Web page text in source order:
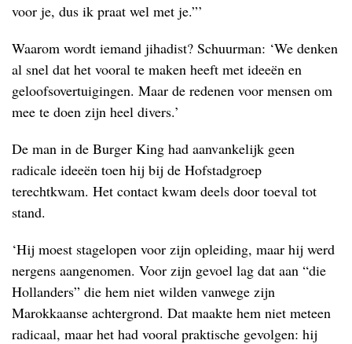
voor je, dus ik praat wel met je.”’
Waarom wordt iemand jihadist? Schuurman: ‘We denken
al snel dat het vooral te maken heeft met ideeën en
geloofsovertuigingen. Maar de redenen voor mensen om
mee te doen zijn heel divers.’
De man in de Burger King had aanvankelijk geen
radicale ideeën toen hij bij de Hofstadgroep
terechtkwam. Het contact kwam deels door toeval tot
stand.
‘Hij moest stagelopen voor zijn opleiding, maar hij werd
nergens aangenomen. Voor zijn gevoel lag dat aan “die
Hollanders” die hem niet wilden vanwege zijn
Marokkaanse achtergrond. Dat maakte hem niet meteen
radicaal, maar het had vooral praktische gevolgen: hij